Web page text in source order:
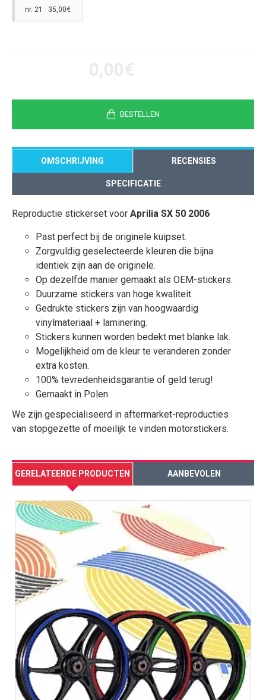
nr. 21 35,00€
BESTELLEN
OMSCHRIJVING RECENSIES
SPECIFICATIE
Reproductie stickerset voor Aprilia SX 50 2006
Past perfect bij de originele kuipset.
Zorgvuldig geselecteerde kleuren die bijna
identiek zijn aan de originele.
Op dezelfde manier gemaakt als OEM-stickers.
Duurzame stickers van hoge kwaliteit.
Gedrukte stickers zijn van hoogwaardig
vinylmateriaal + laminering.
Stickers kunnen worden bedekt met blanke lak.
Mogelijkheid om de kleur te veranderen zonder
extra kosten.
100% tevredenheidsgarantie of geld terug!
Gemaakt in Polen.
We zijn gespecialiseerd in aftermarket-reproducties
van stopgezette of moeilijk te vinden motorstickers.
GERELATEERDE PRODUCTEN AANBEVOLEN